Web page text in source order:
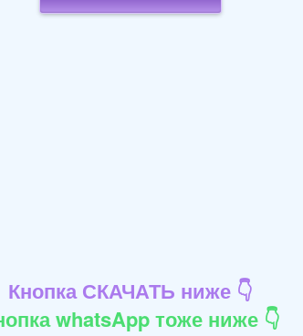
Кнопка СКАЧАТЬ ниже 👇
whatsApp тоже ниже 👇